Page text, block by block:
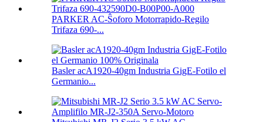
PARKER AC-Ŝoforo Motorrapido-Regilo
Trifaza 690-...
Basler acA1920-40gm Industria GigE-Fotilo el
Germanio...